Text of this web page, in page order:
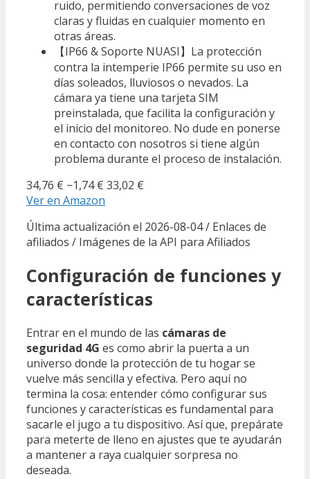
ruido, permitiendo conversaciones de voz
claras y fluidas en cualquier momento en
otras áreas.
【IP66 & Soporte NUASI】La protección
contra la intemperie IP66 permite su uso en
días soleados, lluviosos o nevados. La
cámara ya tiene una tarjeta SIM
preinstalada, que facilita la configuración y
el inicio del monitoreo. No dude en ponerse
en contacto con nosotros si tiene algún
problema durante el proceso de instalación.
34,76 € −1,74 € 33,02 €
Ver en Amazon
Última actualización el 2026-08-04 / Enlaces de
afiliados / Imágenes de la API para Afiliados
Configuración de funciones y
características
Entrar en el mundo de las cámaras de
seguridad 4G es como abrir la puerta a un
universo donde la protección de tu hogar se
vuelve más sencilla y efectiva. Pero aquí no
termina la cosa: entender cómo configurar sus
funciones y características es fundamental para
sacarle el jugo a tu dispositivo. Así que, prepárate
para meterte de lleno en ajustes que te ayudarán
a mantener a raya cualquier sorpresa no
deseada.